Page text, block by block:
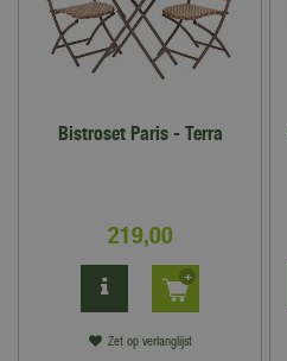
Bistroset Paris - Terra
219,00
Zet op verlanglijst